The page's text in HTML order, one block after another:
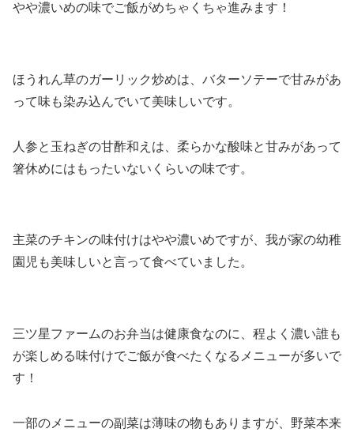
やや濃いめの味でご飯がめちゃくちゃ進みます！
ほうれん草のガーリック炒めは、バターソテーで甘みがあ
って味も染み込んでいて美味しいです。
人参と玉ねぎの甘酢和えは、柔らかな酸味と甘みがあって
箸休めにはもったいないくらいの味です。
主菜のチキンの味付けはやや濃いめですが、我が家の幼稚
園児も美味しいと言って食べていました。
三ツ星ファームのお弁当は健康食なのに、程よく濃い誰も
が楽しめる味付けでご飯が食べたくなるメニューが多いで
す！
一部のメニューの副菜は薄味の物もありますが、野菜本来